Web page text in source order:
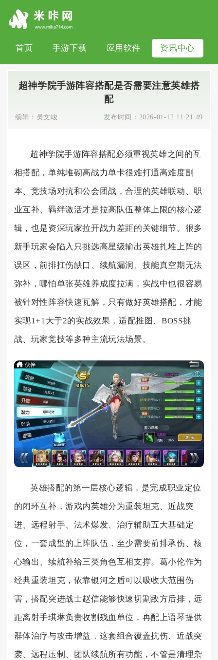
首页 手游下载 应用软件 资讯中心
超神学院手游阵容搭配是否需要注意英雄搭
配
编辑： 吴文峻 发布时间： 2026-01-12 11:21:49
超神学院手游阵容搭配必须重视英雄之间的互
相搭配，单纯堆砌高战力单卡很难打通高难度副
本、竞技场对抗和公会团战，合理的英雄联动、职
业互补、羁绊激活才是拉高队伍整体上限的核心逻
辑，也是资深玩家拉开战力差距的关键细节。很多
新手玩家会陷入只挑选高星级输出英雄扎堆上阵的
误区，前排扛伤缺口、续航漏洞、技能真空期无法
弥补，哪怕单张英雄养成度拉满，实战中也很容易
被针对性阵容快速瓦解，只有做好英雄搭配，才能
实现1+1大于2的实战效果，适配推图、BOSS挑
战、玩家竞技等多种主流玩法场景。
英雄搭配的第一层核心逻辑，是完成职业定位
的闭环互补，游戏内英雄分为重装坦克、近战突
进、远程射手、法术爆发、治疗辅助五大基础定
位，一套成型的上阵队伍，至少需要前排承伤、核
心输出、续航补给三类角色互相支撑。葛小伦作为
经典重装坦克，依靠银河之盾可以吸收大范围伤
害，搭配突进战士赵信能够快速切割敌方后排，远
距离射手琪琳负责收割残血单位，再配上语琴提供
群体治疗与攻击增益，这套组合覆盖抗伤、近战突
袭、远程压制、团队续航所有功能，不管是清理杂